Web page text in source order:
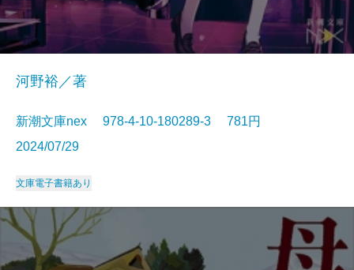
河野裕／著
新潮文庫nex 978-4-10-180289-3 781円
2024/07/29
文庫電子書籍あり